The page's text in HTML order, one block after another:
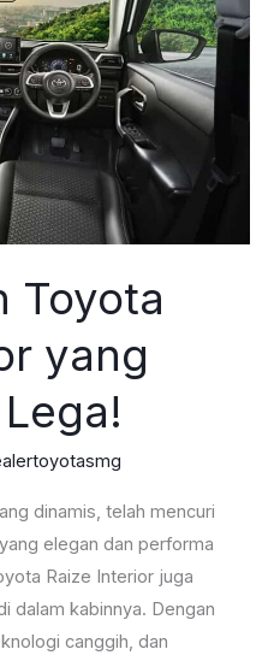
Toyota
yang
dinamis, telah mencuri
elegan dan performa
Raize Interior juga
dalam kabinnya. Dengan
canggih, dan